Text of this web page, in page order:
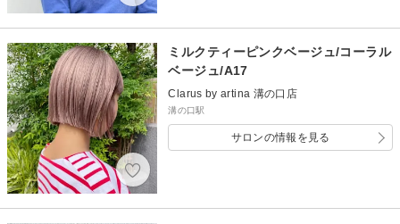
ミルクティーピンクベージュ/コーラル
ベージュ/A17
Clarus by artina 溝の口店
溝の口駅
サロンの情報を見る